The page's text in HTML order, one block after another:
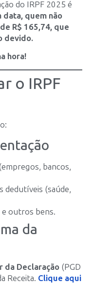
do IRPF 2025 é
data, quem não
R$ 165,74, que
devido.
hora!
o IRPF
bancos,
dedutíveis (saúde,
e outros bens.
da
da Declaração (PGD
Receita. Clique aqui